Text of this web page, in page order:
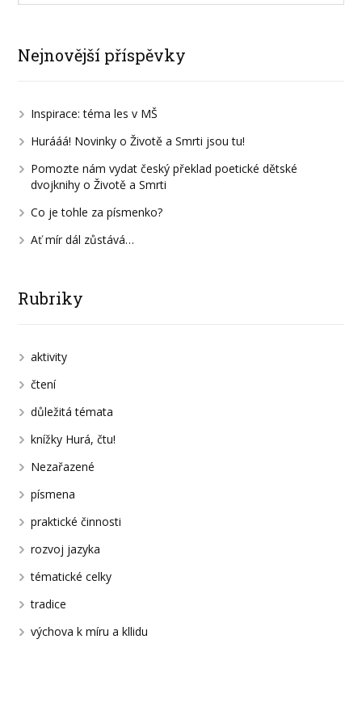
Nejnovější příspěvky
Inspirace: téma les v MŠ
Hurááá! Novinky o Životě a Smrti jsou tu!
Pomozte nám vydat český překlad poetické dětské
dvojknihy o Životě a Smrti
Co je tohle za písmenko?
Ať mír dál zůstává…
Rubriky
aktivity
čtení
důležitá témata
knížky Hurá, čtu!
Nezařazené
písmena
praktické činnosti
rozvoj jazyka
tématické celky
tradice
výchova k míru a kllidu